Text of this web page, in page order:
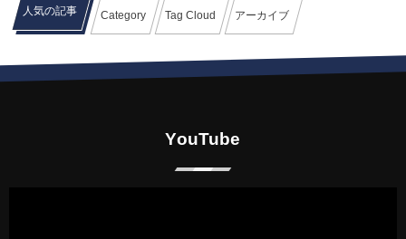
人気の記事 Category Tag Cloud アーカイブ
YouTube